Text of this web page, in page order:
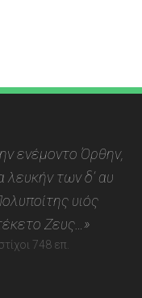
ενέμοντο Όρθην,
λευκήν των δ’ αυ
υιός
Ζευς…»
748 επ.